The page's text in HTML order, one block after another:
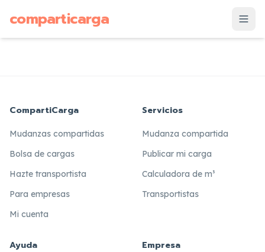
comparticarga
CompartiCarga
Mudanzas compartidas
Bolsa de cargas
Hazte transportista
Para empresas
Mi cuenta
Servicios
Mudanza compartida
Publicar mi carga
Calculadora de m³
Transportistas
Ayuda Empresa